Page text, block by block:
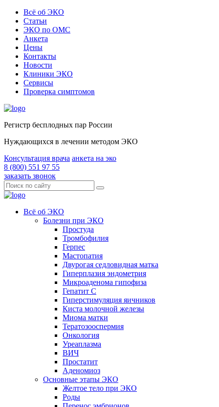
Всё об ЭКО
Статьи
ЭКО по ОМС
Анкета
Цены
Контакты
Новости
Клиники ЭКО
Сервисы
Проверка симптомов
Регистр бесплодных пар России
Нуждающихся в лечении методом ЭКО
Консультация врача анкета на эко
8 (800) 551 97 55
заказать звонок
Всё об ЭКО
Болезни при ЭКО
Простуда
Тромбофилия
Герпес
Мастопатия
Двурогая седловидная матка
Гиперплазия эндометрия
Микроаденома гипофиза
Гепатит С
Гиперстимуляция яичников
Киста молочной железы
Миома матки
Тератозооспермия
Онкология
Уреаплазма
ВИЧ
Простатит
Аденомиоз
Основные этапы ЭКО
Желтое тело при ЭКО
Роды